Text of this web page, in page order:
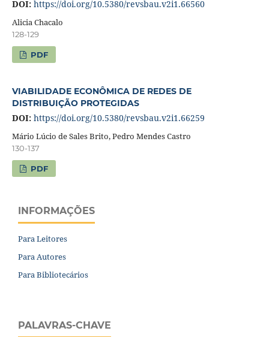
DOI: https://doi.org/10.5380/revsbau.v2i1.66560
Alicia Chacalo
128-129
PDF
VIABILIDADE ECONÔMICA DE REDES DE
DISTRIBUIÇÃO PROTEGIDAS
DOI: https://doi.org/10.5380/revsbau.v2i1.66259
Mário Lúcio de Sales Brito, Pedro Mendes Castro
130-137
PDF
INFORMAÇÕES
Para Leitores
Para Autores
Para Bibliotecários
PALAVRAS-CHAVE